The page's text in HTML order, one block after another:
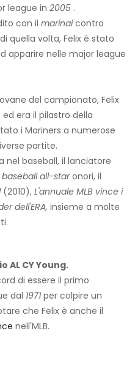
league in 2005 .
con il marinai contro
quella volta, Felix è stato
apparire nelle major league
del campionato, Felix
era il pilastro della
i Mariners a numerose
partite.
nel baseball, il lanciatore
baseball all-star onori, il
(2010), L'annuale MLB vince i
dell'ERA, insieme a molte
AL CY Young.
di essere il primo
dal 1971 per colpire un
che Felix è anche il
nell'MLB.